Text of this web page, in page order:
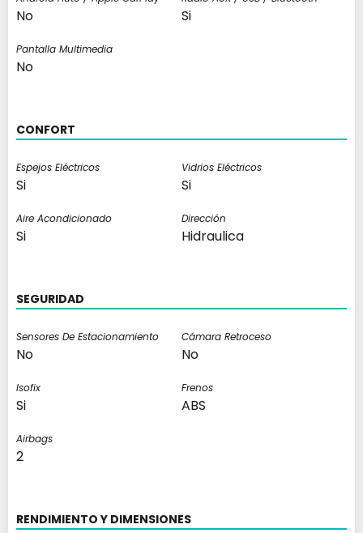
No Si
Pantalla Multimedia
No
CONFORT
Espejos Eléctricos
Si
Vidrios Eléctricos
Si
Aire Acondicionado
Si
Dirección
Hidraulica
SEGURIDAD
Sensores De Estacionamiento
No
Cámara Retroceso
No
Isofix
Si
Frenos
ABS
Airbags
2
RENDIMIENTO Y DIMENSIONES